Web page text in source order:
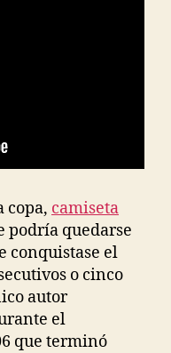
copa, camiseta
podría quedarse
conquistase el
o cinco
autor
el
que terminó